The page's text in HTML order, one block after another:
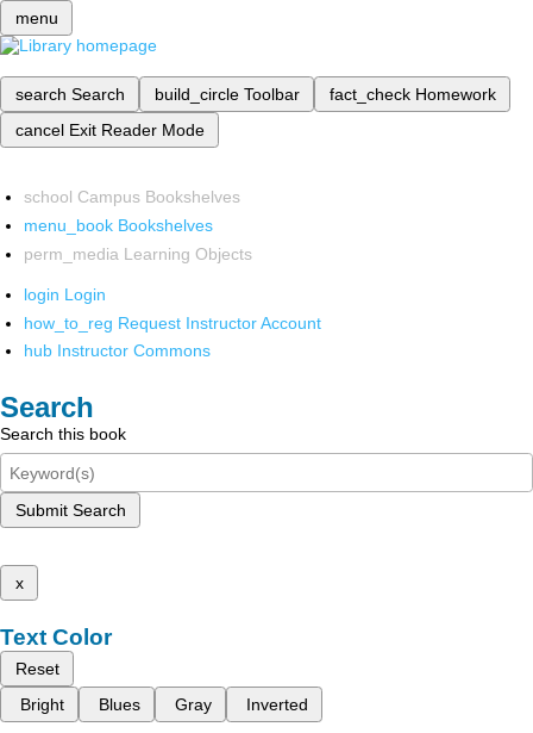
menu
search Search build_circle Toolbar fact_check Homework
cancel Exit Reader Mode
school Campus Bookshelves
menu_book Bookshelves
perm_media Learning Objects
login Login
how_to_reg Request Instructor Account
hub Instructor Commons
Search
Search this book
Submit Search
x
Text Color
Reset
Bright
Blues Gray Inverted